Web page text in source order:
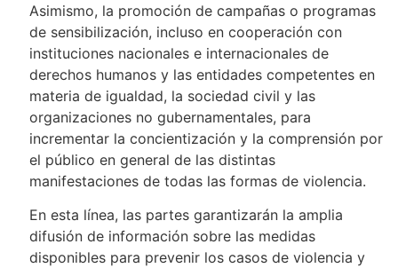
Asimismo, la promoción de campañas o programas
de sensibilización, incluso en cooperación con
instituciones nacionales e internacionales de
derechos humanos y las entidades competentes en
materia de igualdad, la sociedad civil y las
organizaciones no gubernamentales, para
incrementar la concientización y la comprensión por
el público en general de las distintas
manifestaciones de todas las formas de violencia.
En esta línea, las partes garantizarán la amplia
difusión de información sobre las medidas
disponibles para prevenir los casos de violencia y